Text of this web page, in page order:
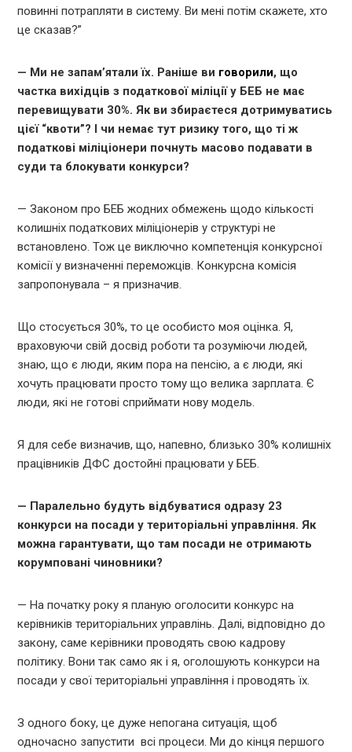
повинні потрапляти в систему. Ви мені потім скажете, хто
це сказав?”
— Ми не запам’ятали їх. Раніше ви говорили, що
частка вихідців з податкової міліції у БЕБ не має
перевищувати 30%. Як ви збираєтеся дотримуватись
цієї “квоти”? І чи немає тут ризику того, що ті ж
податкові міліціонери почнуть масово подавати в
суди та блокувати конкурси?
— Законом про БЕБ жодних обмежень щодо кількості
колишніх податкових міліціонерів у структурі не
встановлено. Тож це виключно компетенція конкурсної
комісії у визначенні переможців. Конкурсна комісія
запропонувала – я призначив.
Що стосується 30%, то це особисто моя оцінка. Я,
враховуючи свій досвід роботи та розуміючи людей,
знаю, що є люди, яким пора на пенсію, а є люди, які
хочуть працювати просто тому що велика зарплата. Є
люди, які не готові сприймати нову модель.
Я для себе визначив, що, напевно, близько 30% колишніх
працівників ДФС достойні працювати у БЕБ.
— Паралельно будуть відбуватися одразу 23
конкурси на посади у територіальні управління. Як
можна гарантувати, що там посади не отримають
корумповані чиновники?
— На початку року я планую оголосити конкурс на
керівників територіальних управлінь. Далі, відповідно до
закону, саме керівники проводять свою кадрову
політику. Вони так само як і я, оголошують конкурси на
посади у свої територіальні управління і проводять їх.
З одного боку, це дуже непогана ситуація, щоб
одночасно запустити всі процеси. Ми до кінця першого